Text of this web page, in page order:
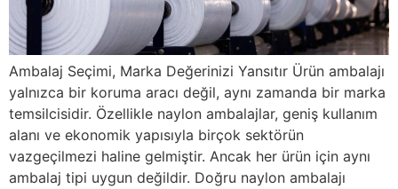
Ambalaj Seçimi, Marka Değerinizi Yansıtır Ürün ambalajı
yalnızca bir koruma aracı değil, aynı zamanda bir marka
temsilcisidir. Özellikle naylon ambalajlar, geniş kullanım
alanı ve ekonomik yapısıyla birçok sektörün
vazgeçilmezi haline gelmiştir. Ancak her ürün için aynı
ambalaj tipi uygun değildir. Doğru naylon ambalajı